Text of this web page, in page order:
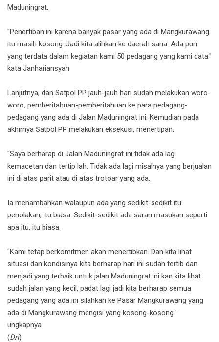
Maduningrat.
"Penertiban ini karena banyak pasar yang ada di Mangkurawang
itu masih kosong. Jadi kita alihkan ke daerah sana. Ada pun
yang terdata dalam kegiatan kami 50 pedagang yang kami data."
kata Janhariansyah
Lanjutnya, dan Satpol PP jauh-jauh hari sudah melakukan woro-
woro, pemberitahuan-pemberitahuan ke para pedagang-
pedagang yang ada di Jalan Maduningrat ini. Kemudian pada
akhirnya Satpol PP melakukan eksekusi, menertipan.
"Saya berharap di Jalan Maduningrat ini tidak ada lagi
kemacetan dan tertip lah. Tidak ada lagi misalnya yang berjualan
ini di atas parit atau di atas trotoar yang ada.
Ia menambahkan walaupun ada yang sedikit-sedikit itu
penolakan, itu biasa. Sedikit-sedikit ada saran masukan seperti
apa itu, itu biasa.
"Kami tetap berkomitmen akan menertibkan. Dan kita lihat
situasi dan kondisinya kita berharap hari ini sudah tertib dan
menjadi yang terbaik untuk jalan Maduningrat ini kan kita lihat
sudah jalan yang kecil, padat lagi jadi kita berharap semua
pedagang yang ada ini silahkan ke Pasar Mangkurawang yang
ada di Mangkurawang mengisi yang kosong-kosong."
ungkapnya.
(Dri)